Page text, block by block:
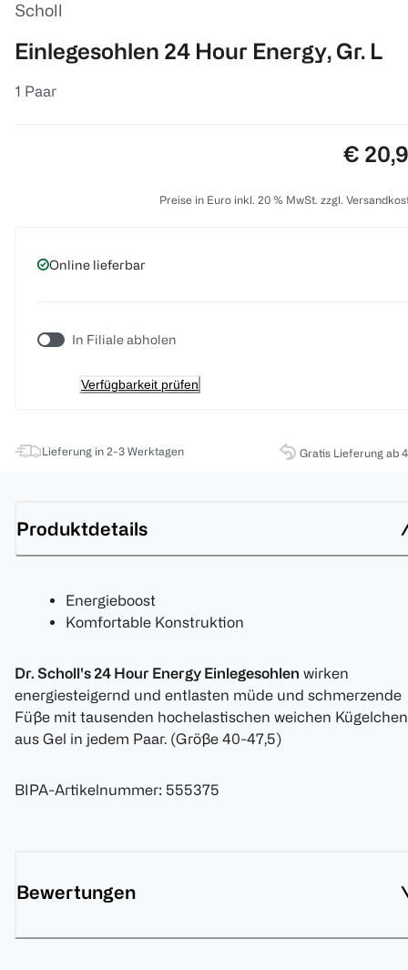
Scholl
Einlegesohlen 24 Hour Energy, Gr. L
1 Paar
Preis:
€
Preise in Euro inkl. 20 % MwSt. zzgl.
Online lieferbar
In Filiale abholen
Verfügbarkeit prüfen
Lieferung in 2-3 Werktagen Gratis Lieferung ab
Produktdetails
Energieboost
Komfortable Konstruktion
Dr. Scholl's 24 Hour Energy Einlegesohlen wirken
energiesteigernd und entlasten müde und schmerzende
Füße mit tausenden hochelastischen weichen Kügelchen
aus Gel in jedem Paar. (Größe 40-47,5)
BIPA-Artikelnummer: 555375
Bewertungen